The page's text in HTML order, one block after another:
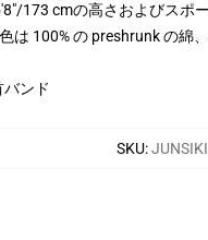
173 cmの高さおよびスポ
は 100% の preshrunk の綿
ンド
SKU: